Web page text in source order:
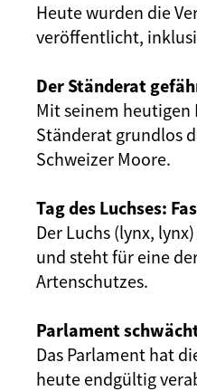
Heute wurden die
veröffentlicht,
Der Ständerat
Mit seinem heutigen
Ständerat grundlos
Schweizer Moore.
Tag des Luchses:
Der Luchs (lynx,
und steht für eine
Artenschutzes.
Parlament
Das Parlament hat
heute endgültig